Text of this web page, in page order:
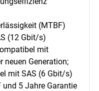
(MTBF)
(12 Gbit/s)
mit
neuen Generation;
mit SAS (6 Gbit/s)
5 Jahre Garantie